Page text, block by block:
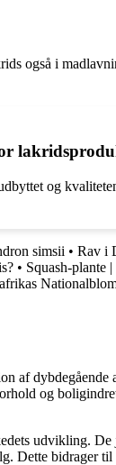
også i
og
simsii • Rav i
• Squash-plante
af
og
udvikling.
Dette bidrager